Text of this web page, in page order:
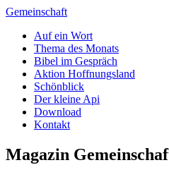
Zum
springen
Gemeinschaft
Auf ein Wort
Thema des Monats
Bibel im Gespräch
Aktion Hoffnungsland
Schönblick
Der kleine Api
Download
Kontakt
Magazin